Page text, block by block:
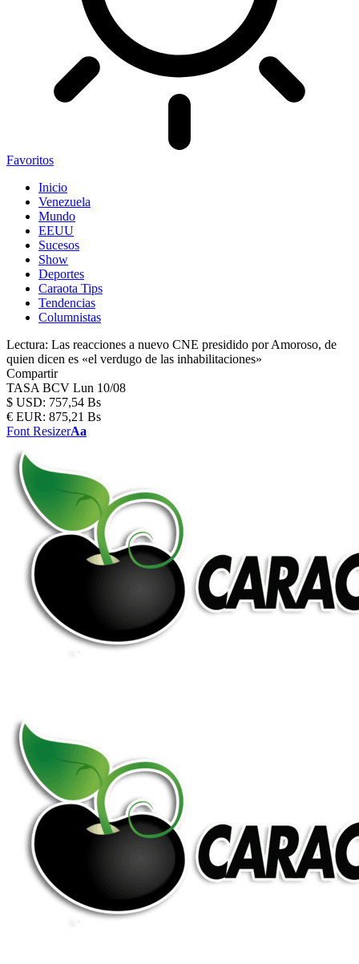
Favoritos
Inicio
Venezuela
Mundo
EEUU
Sucesos
Show
Deportes
Caraota Tips
Tendencias
Columnistas
Lectura: Las reacciones a nuevo CNE presidido por Amoroso, de
quien dicen es «el verdugo de las inhabilitaciones»
Compartir
TASA BCV Lun 10/08
$ USD: 757,54 Bs
€ EUR: 875,21 Bs
Font ResizerAa